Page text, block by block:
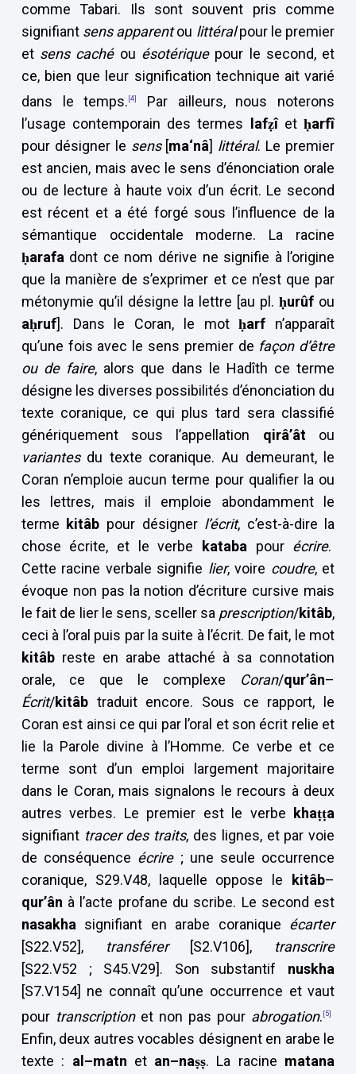
comme Tabari. Ils sont souvent pris comme
signifiant sens apparentou littéralpour le premier
et sens caché ou ésotériquepour le second, et
ce, bien que leur signification technique ait varié
dans le temps. [4]
Par ailleurs, nous noterons
l’usage contemporain des termes
lafẓîetḥarfî
pour désigner le sens[ma‘nâ] littéral. Le premier
est ancien, mais avec le sens d’énonciation orale
ou de lecture à haute voix d’un écrit. Le second
est récent et a été forgé sous l’influence de la
sémantique occidentale moderne. La racine
ḥarafa dont ce nom dérive ne signifie à l’origine
que la manière de s’exprimer et ce n’est que par
métonymie qu’il désigne la lettre [au pl.ḥurûf ou
aḥruf]. Dans le Coran, le motḥarf n’apparaît
qu’une fois avec le sens premier de façon d’être
ou de faire, alors que dans le Hadîth ce terme
désigne les diverses possibilités d’énonciation du
texte coranique, ce qui plus tard sera classifié
génériquement sous l’appellation qirâ’âtou
variantesdu texte coranique. Au demeurant, le
Coran n’emploie aucun terme pour qualifier la ou
les lettres, mais il emploie abondamment le
terme kitâb pour désigner l’écrit, c’est-à-dire la
chose écrite, et le verbe
kataba pour écrire.
Cette racine verbale signifie lier, voire coudre, et
évoque non pas la notion d’écriture cursive mais
le fait de lier le sens, sceller sa prescription/kitâb,
ceci à l’oral puis par la suite à l’écrit. De fait, le mot
kitâbreste en arabe attaché à sa connotation
orale, ce que le complexe Coran/qur’ân–
Écrit/kitâbtraduit encore. Sous ce rapport, le
Coran est ainsi ce qui par l’oral et son écrit relie et
lie la Parole divine à l’Homme. Ce verbe et ce
terme sont d’un emploi largement majoritaire
dans le Coran, mais signalons le recours à deux
autres verbes. Le premier est le verbe
khaṭṭa
signifiant tracer des traits, des lignes, et par voie
de conséquence écrire; une seule occurrence
coranique, S29.V48, laquelle oppose le
kitâb–
qur’ân à l’acte profane du scribe. Le second est
nasakha signifiant en arabe coranique écarter
[S22.V52],
transférer[S2.V106], transcrire
[S22.V52
; S45.V29]. Son substantif nuskha
[S7.V154] ne connaît qu’une occurrence et vaut
pour transcriptionet non pas pour abrogation. [5]
Enfin, deux autres vocables désignent en arabe le
texte : al–matn etan–naṣṣ. La racine matana